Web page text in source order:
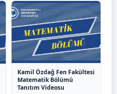
Kamil Özdağ Fen Fakültesi
Matematik Bölümü
Tanıtım Videosu